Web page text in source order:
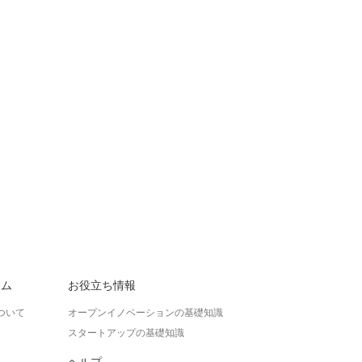
いて
お役立ち情報
オープンイノベーションの基礎知識
スタートアップの基礎知識